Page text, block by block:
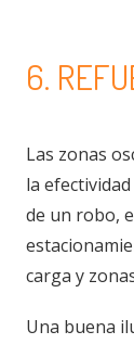
6.
Las zonas
la
de un robo,
carga y
Una buena